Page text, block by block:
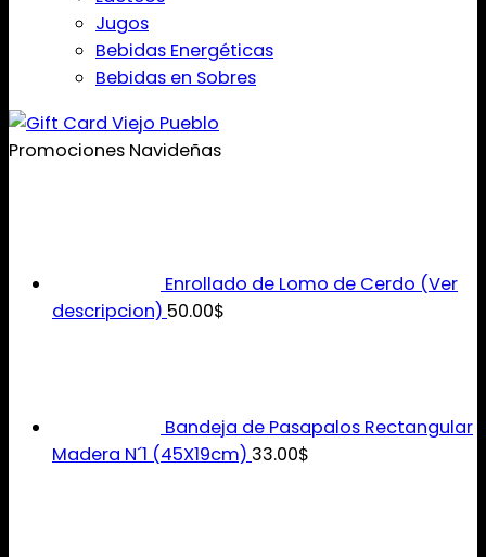
Jugos
Bebidas Energéticas
Bebidas en Sobres
Promociones Navideñas
Enrollado de Lomo de Cerdo (Ver
descripcion) 50.00$
Bandeja de Pasapalos Rectangular
Madera N´1 (45X19cm) 33.00$